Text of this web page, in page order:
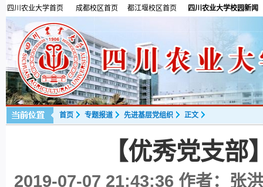
四川农业大学首页 成都校区首页 都江堰校区首页 四川农业大学校园新闻
首页 专题报道 先进基层党组织 正文
【优秀党支
2019-07-07 21:43:36 作者：张